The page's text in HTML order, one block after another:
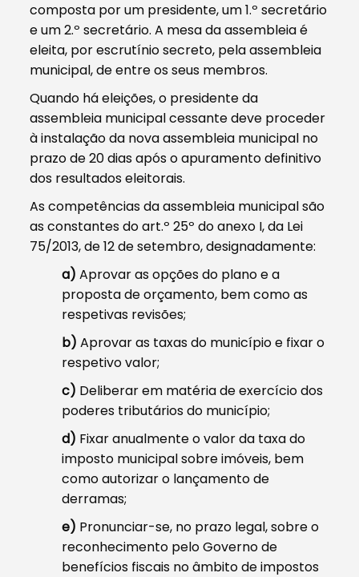
composta por um presidente, um 1.º secretário
e um 2.º secretário. A mesa da assembleia é
eleita, por escrutínio secreto, pela assembleia
municipal, de entre os seus membros.
Quando há eleições, o presidente da
assembleia municipal cessante deve proceder
à instalação da nova assembleia municipal no
prazo de 20 dias após o apuramento definitivo
dos resultados eleitorais.
As competências da assembleia municipal são
as constantes do art.º 25º do anexo I, da Lei
75/2013, de 12 de setembro, designadamente:
a) Aprovar as opções do plano e a
proposta de orçamento, bem como as
respetivas revisões;
b) Aprovar as taxas do município e fixar o
respetivo valor;
c) Deliberar em matéria de exercício dos
poderes tributários do município;
d) Fixar anualmente o valor da taxa do
imposto municipal sobre imóveis, bem
como autorizar o lançamento de
derramas;
e) Pronunciar-se, no prazo legal, sobre o
reconhecimento pelo Governo de
benefícios fiscais no âmbito de impostos